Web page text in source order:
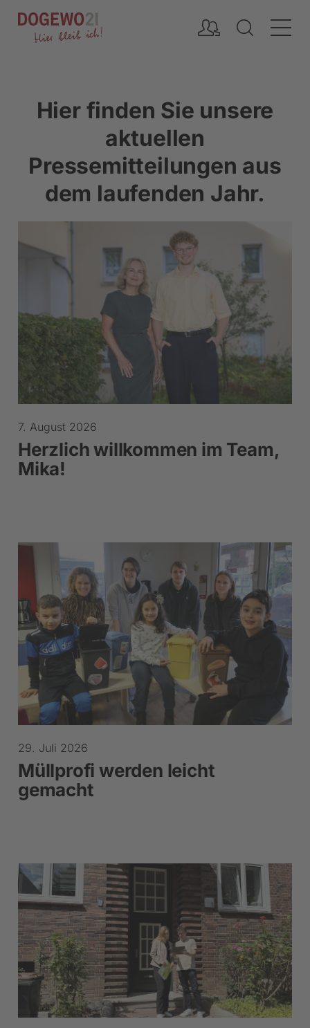
Hier finden Sie unsere
aktuellen
Pressemitteilungen aus
dem laufenden Jahr.
7. August 2026
Herzlich willkommen im Team,
Mika!
29. Juli 2026
Müllprofi werden leicht
gemacht